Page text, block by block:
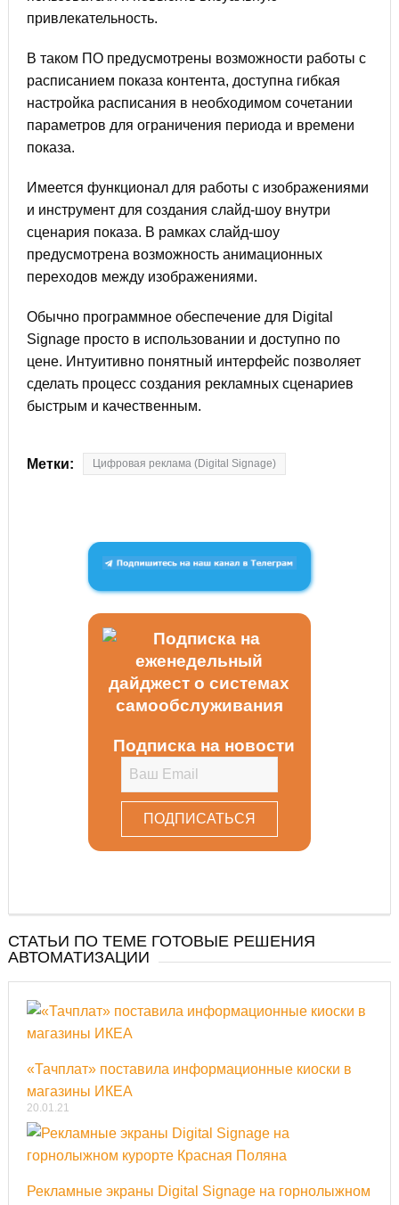
привлекательность.
В таком ПО предусмотрены возможности работы с
расписанием показа контента, доступна гибкая
настройка расписания в необходимом сочетании
параметров для ограничения периода и времени
показа.
Имеется функционал для работы с изображениями
и инструмент для создания слайд-шоу внутри
сценария показа. В рамках слайд-шоу
предусмотрена возможность анимационных
переходов между изображениями.
Обычно программное обеспечение для Digital
Signage просто в использовании и доступно по
цене. Интуитивно понятный интерфейс позволяет
сделать процесс создания рекламных сценариев
быстрым и качественным.
Метки: Цифровая реклама (Digital Signage)
Подписка на новости
СТАТЬИ ПО ТЕМЕ ГОТОВЫЕ РЕШЕНИЯ
АВТОМАТИЗАЦИИ
«Тачплат» поставила информационные киоски в
магазины ИКЕА
20.01.21
Рекламные экраны Digital Signage на горнолыжном